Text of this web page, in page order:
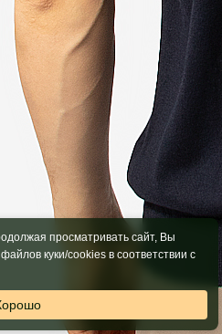
просматривать сайт, Вы
куки/cookies в соответствии с